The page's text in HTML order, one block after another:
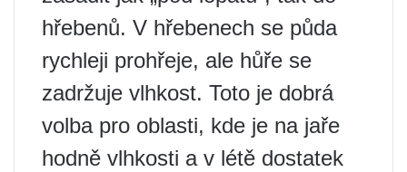
hřebenů. V hřebenech se půda
rychleji prohřeje, ale hůře se
zadržuje vlhkost. Toto je dobrá
volba pro oblasti, kde je na jaře
hodně vlhkosti a v létě dostatek